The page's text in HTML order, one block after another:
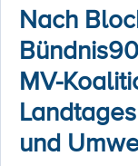
Nach
MV-
und